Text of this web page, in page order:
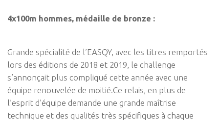
4x100m hommes, médaille de bronze :
Grande spécialité de l’EASQY, avec les titres remportés
lors des éditions de 2018 et 2019, le challenge
s’annonçait plus compliqué cette année avec une
équipe renouvelée de moitié.Ce relais, en plus de
l’esprit d’équipe demande une grande maîtrise
technique et des qualités très spécifiques à chaque